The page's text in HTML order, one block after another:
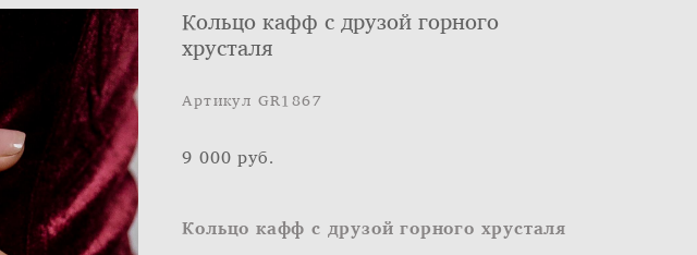
Кольцо кафф с друзой горного
хрусталя
Артикул GR1867
9 000 pуб.
Кольцо кафф с друзой горного хрусталя